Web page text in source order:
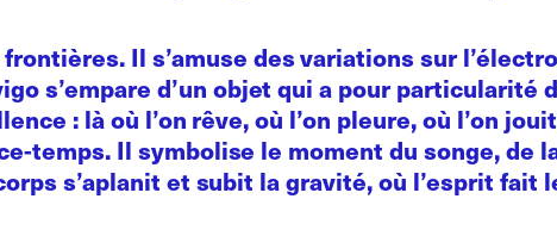
Il s’amuse des variations sur
s’empare d’un objet qui a pour particularité
: là où l’on rêve, où l’on pleure, où l’on
temps. Il symbolise le moment du songe, de
s’aplanit et subit la gravité, où l’esprit fait